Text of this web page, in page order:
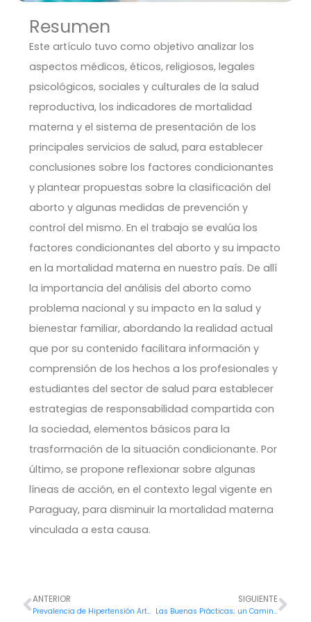
Resumen
Este artículo tuvo como objetivo analizar los
aspectos médicos, éticos, religiosos, legales
psicológicos, sociales y culturales de la salud
reproductiva, los indicadores de mortalidad
materna y el sistema de presentación de los
principales servicios de salud, para establecer
conclusiones sobre los factores condicionantes
y plantear propuestas sobre la clasificación del
aborto y algunas medidas de prevención y
control del mismo. En el trabajo se evalúa los
factores condicionantes del aborto y su impacto
en la mortalidad materna en nuestro país. De allí
la importancia del análisis del aborto como
problema nacional y su impacto en la salud y
bienestar familiar, abordando la realidad actual
que por su contenido facilitara información y
comprensión de los hechos a los profesionales y
estudiantes del sector de salud para establecer
estrategias de responsabilidad compartida con
la sociedad, elementos básicos para la
trasformación de la situación condicionante. Por
último, se propone reflexionar sobre algunas
líneas de acción, en el contexto legal vigente en
Paraguay, para disminuir la mortalidad materna
vinculada a esta causa.
Ant
ANTERIOR
Prevalencia de Hipertensión Arterial y de sus Factores Asociados en la USF N° 25 Ita Vera
SIGUIENTE
Las Buenas Prácticas; un Camino para Lograr Cambios de Hábitos y Vivir de Forma Sustentable, Responsable y Comprometida con Sí Mismo y su Entorno